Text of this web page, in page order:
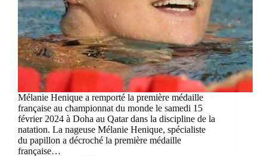
Mélanie Henique a remporté la première médaille
française au championnat du monde le samedi 15
février 2024 à Doha au Qatar dans la discipline de la
natation. La nageuse Mélanie Henique, spécialiste
du papillon a décroché la première médaille
française…